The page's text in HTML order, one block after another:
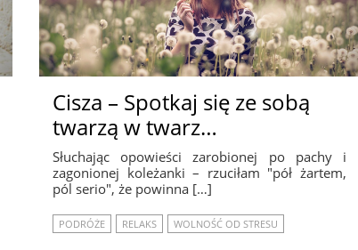
Cisza – Spotkaj się ze sobą
twarzą w twarz…
Słuchając opowieści zarobionej po pachy i
zagonionej koleżanki – rzuciłam "pół żartem,
pól serio", że powinna […]
PODRÓŻE RELAKS WOLNOŚĆ OD STRESU